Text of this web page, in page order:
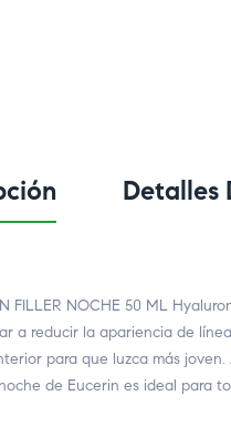
Detalles
FILLER NOCHE 50 ML
a reducir la apariencia de
para que luzca más
de Eucerin es ideal para